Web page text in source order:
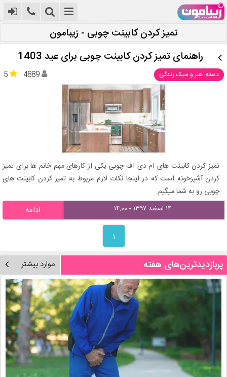
تمیز کردن کابینت چوبی - زیبامون
راهنمای تمیز کردن کابینت چوبی برای عید 1403
دسته: هنر و سبک زندگی 5 4889
تمیز کردن کابینت های ام دی اف چوبی یکی از کارهای مهم خانم ها برای تمیز
کردن آشپزخونه است که در اینجا نکات لازم مربوط به تمیز کردن کابینت های
چوبی رو به شما میگیم.
۱۴ اسفند ۱۳۹۷ - ۱۴:۰۰ ادامه
۱
پربازدیدترین‌های هفته موارد بیشتر